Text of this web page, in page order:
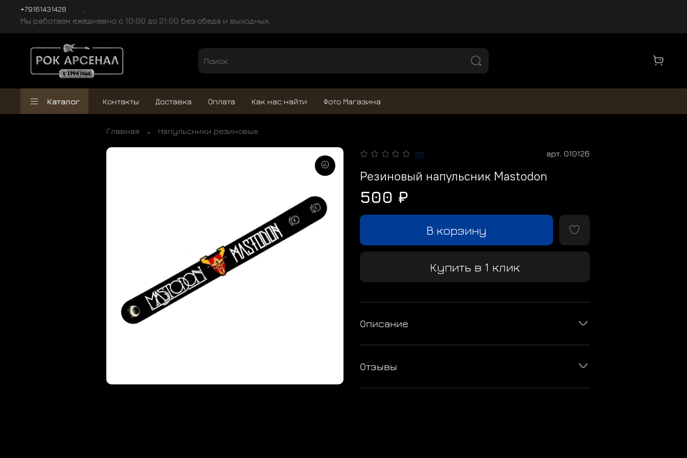
Мы работаем ежедневно с 10:00 до 21:00 без обеда и выходных.
+79161431428
Каталог Контакты Доставка Оплата Как нас найти Фото Магазина
Главная Напульсники резиновые
(0) арт. 010126
Резиновый напульсник Mastodon
500 ₽
В корзину
Купить в 1 клик
Описание
Отзывы